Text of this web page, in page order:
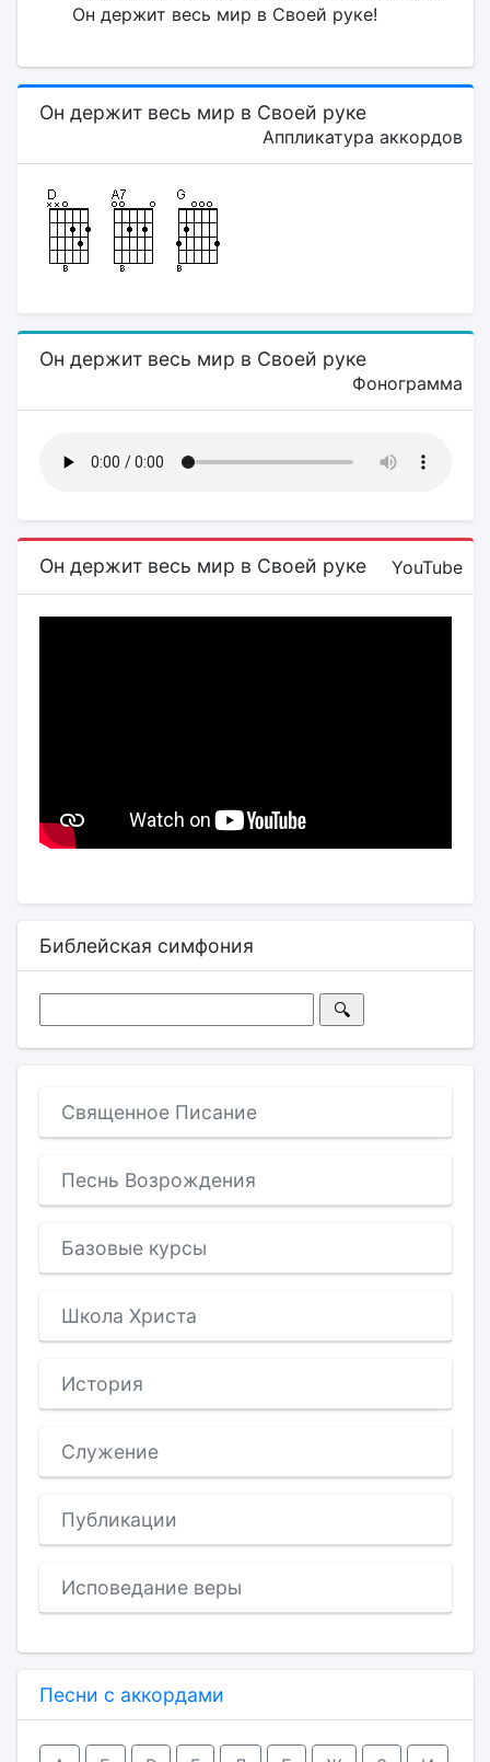
Он держит весь мир в Своей руке!
Он держит весь мир в Своей руке
Аппликатура аккордов
Он держит весь мир в Своей руке
Фонограмма
Он держит весь мир в Своей руке YouTube
Библейская симфония
Священное Писание
Песнь Возрождения
Базовые курсы
Школа Христа
История
Служение
Публикации
Исповедание веры
Песни с аккордами